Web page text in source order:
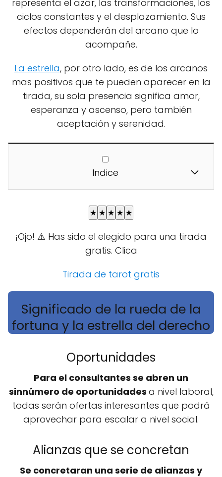
representa el azar, las transformaciones, los
ciclos constantes y el desplazamiento. Sus
efectos dependerán del arcano que lo
acompañe.
La estrella, por otro lado, es de los arcanos
mas positivos que te pueden aparecer en la
tirada, su sola presencia significa amor,
esperanza y ascenso, pero también
aceptación y serenidad.
Indice
★ ★ ★ ★ ★
¡Ojo! ⚠️ Has sido el elegido para una tirada
gratis. Clica
Tirada de tarot gratis
Significado de la rueda de la
fortuna y la estrella del derecho
Oportunidades
Para el consultantes se abren un
sinnúmero de oportunidades a nivel laboral,
todas serán ofertas interesantes que podrá
aprovechar para escalar a nivel social.
Alianzas que se concretan
Se concretaran una serie de alianzas y